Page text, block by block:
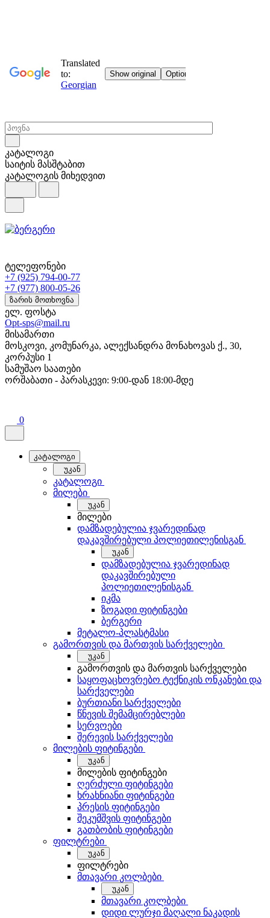
კატალოგი
საიტის მასშტაბით
კატალოგის მიხედვით
ტელეფონები
+7 (925) 794-00-77
+7 (977) 800-05-26
ზარის მოთხოვნა
ელ. ფოსტა
Opt-sps@mail.ru
მისამართი
მოსკოვი, კომუნარკა, ალექსანდრა მონახოვას ქ., 30,
კორპუსი 1
სამუშაო საათები
ორშაბათი - პარასკევი: 9:00-დან 18:00-მდე
0
კატალოგი
უკან
კატალოგი
მილები
უკან
მილები
დამზადებულია ჯვარედინად
დაკავშირებული პოლიეთილენისგან
უკან
დამზადებულია ჯვარედინად
დაკავშირებული
პოლიეთილენისგან
იკმა
ზოგადი ფიტინგები
ბერგერი
მეტალო-პლასტმასი
გამორთვის და მართვის სარქველები
უკან
გამორთვის და მართვის სარქველები
საყოფაცხოვრებო ტექნიკის ონკანები და
სარქველები
ბურთიანი სარქველები
წნევის შემამცირებლები
სერვოები
შერევის სარქველები
მილების ფიტინგები
უკან
მილების ფიტინგები
ღერძული ფიტინგები
ხრახნიანი ფიტინგები
პრესის ფიტინგები
შეკუმშვის ფიტინგები
გათბობის ფიტინგები
ფილტრები
უკან
ფილტრები
მთავარი კოლბები
უკან
მთავარი კოლბები
დიდი ლურჯი მაღალი ნაკადის